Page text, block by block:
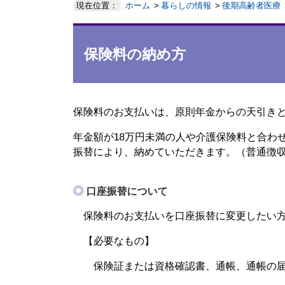
現在位置： ホーム 暮らしの情報 後期高齢者医療
保険料の納め方
保険料のお支払いは、原則年金からの天引き
年金額が18万円未満の人や介護保険料と合わ
振替により、納めていただきます。（普通徴収
口座振替について
保険料のお支払いを口座振替に変更したい
【必要なもの】
保険証または資格確認書、通帳、通帳の